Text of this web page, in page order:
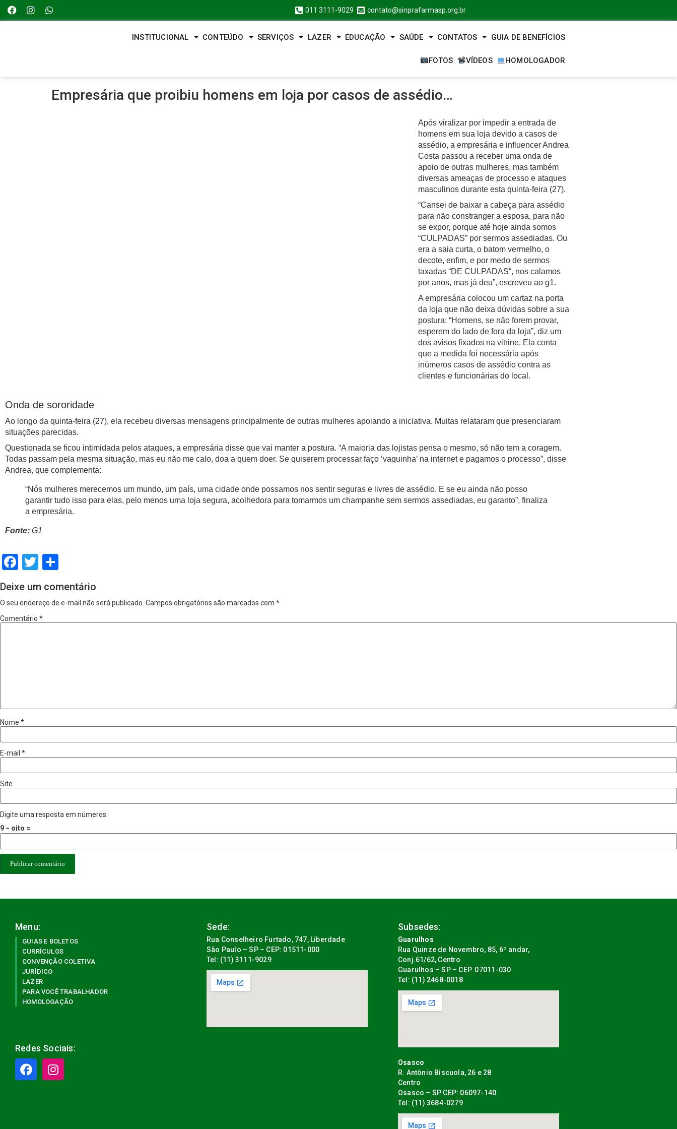
011 3111-9029 contato@sinprafarmasp.org.br
INSTITUCIONAL CONTEÚDO SERVIÇOS LAZER EDUCAÇÃO SAÚDE CONTATOS GUIA DE BENEFÍCIOS
FOTOS VÍDEOS HOMOLOGADOR
Empresária que proibiu homens em loja por casos de assédio…
Após viralizar por impedir a entrada de
homens em sua loja devido a casos de
assédio, a empresária e influencer Andrea
Costa passou a receber uma onda de
apoio de outras mulheres, mas também
diversas ameaças de processo e ataques
masculinos durante esta quinta-feira (27).
“Cansei de baixar a cabeça para assédio
para não constranger a esposa, para não
se expor, porque até hoje ainda somos
“CULPADAS” por sermos assediadas. Ou
era a saia curta, o batom vermelho, o
decote, enfim, e por medo de sermos
taxadas “DE CULPADAS“, nos calamos
por anos, mas já deu”, escreveu ao g1.
A empresária colocou um cartaz na porta
da loja que não deixa dúvidas sobre a sua
postura: “Homens, se não forem provar,
esperem do lado de fora da loja”, diz um
dos avisos fixados na vitrine. Ela conta
que a medida foi necessária após
inúmeros casos de assédio contra as
clientes e funcionárias do local.
Onda de sororidade
Ao longo da quinta-feira (27), ela recebeu diversas mensagens principalmente de outras mulheres apoiando a iniciativa. Muitas relataram que presenciaram
situações parecidas.
Questionada se ficou intimidada pelos ataques, a empresária disse que vai manter a postura. “A maioria das lojistas pensa o mesmo, só não tem a coragem.
Todas passam pela mesma situação, mas eu não me calo, doa a quem doer. Se quiserem processar faço ‘vaquinha’ na internet e pagamos o processo”, disse
Andrea, que complementa:
“Nós mulheres merecemos um mundo, um país, uma cidade onde possamos nos sentir seguras e livres de assédio. E se eu ainda não posso
garantir tudo isso para elas, pelo menos uma loja segura, acolhedora para tomarmos um champanhe sem sermos assediadas, eu garanto”, finaliza
a empresária.
Fonte: G1
Facebook
Twitter
Deixe um comentário
O seu endereço de e-mail não será publicado. Campos obrigatórios são marcados com *
Comentário *
Nome *
E-mail *
Site
Digite uma resposta em números:
9 − oito =
Menu:
GUIAS E BOLETOS
CURRÍCULOS
CONVENÇÃO COLETIVA
JURÍDICO
LAZER
PARA VOCÊ TRABALHADOR
HOMOLOGAÇÃO
Redes Sociais:
Sede:
Rua Conselheiro Furtado, 747, Liberdade
São Paulo – SP – CEP: 01511-000
Tel: (11) 3111-9029
Subsedes:
Guarulhos
Rua Quinze de Novembro, 85, 6º andar,
Conj.61/62, Centro
Guarulhos – SP – CEP. 07011-030
Tel: (11) 2468-0018
Osasco
R. Antônio Biscuola, 26 e 28
Centro
Osasco – SP CEP: 06097-140
Tel: (11) 3684-0279